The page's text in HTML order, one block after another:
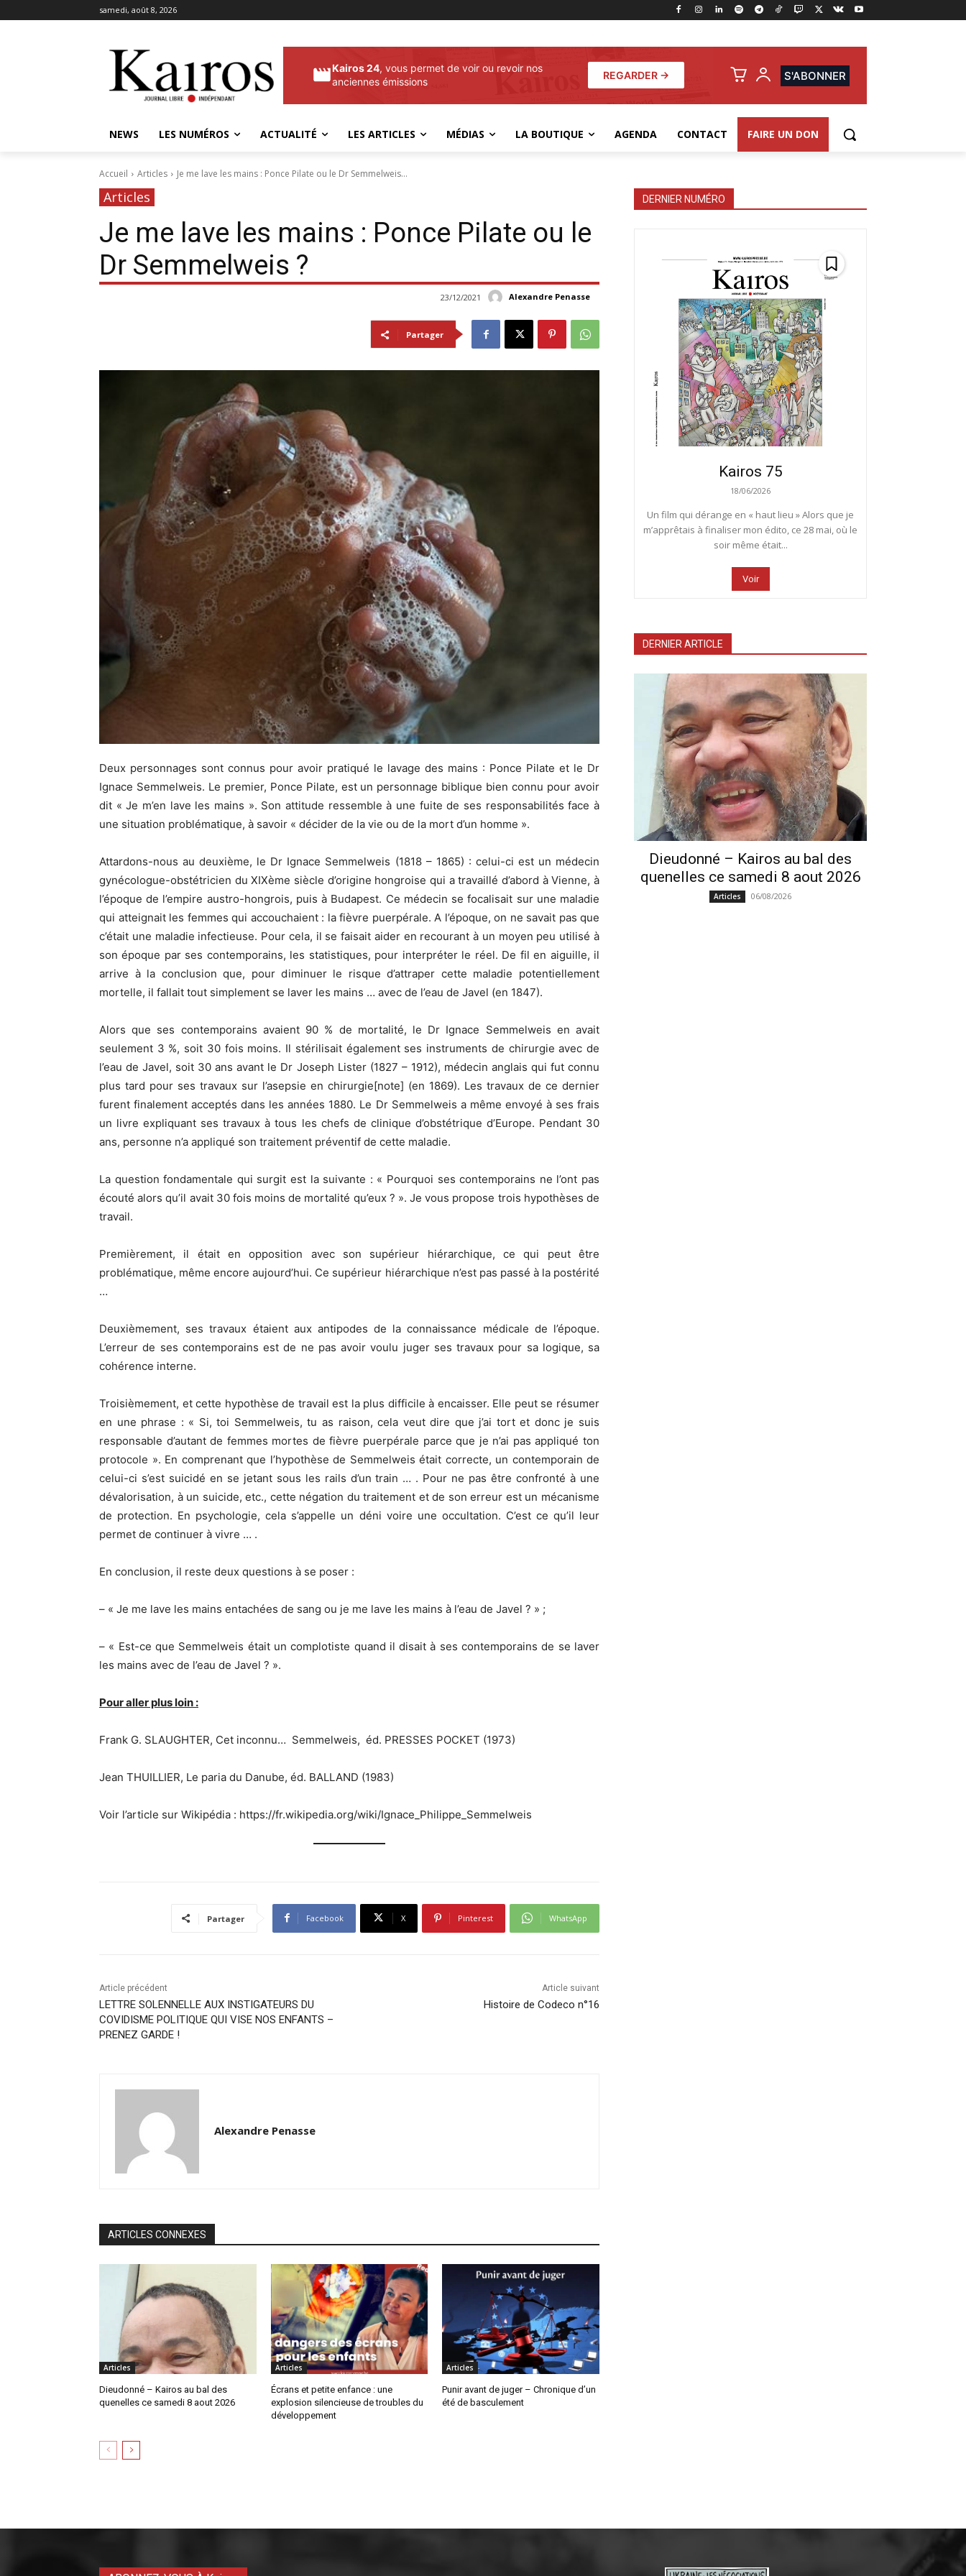
samedi, août 8, 2026
Kairos 24, vous permet de voir ou revoir nos
anciennes émissions
REGARDER → S'ABONNER
NEWS LES NUMÉROS ACTUALITÉ LES ARTICLES MÉDIAS LA BOUTIQUE AGENDA CONTACT FAIRE UN DON
Accueil Articles Je me lave les mains : Ponce Pilate ou le Dr Semmelweis...
Articles
Je me lave les mains : Ponce Pilate ou le
Dr Semmelweis ?
Alexandre Penasse
23/12/2021
Partager
Deux personnages sont connus pour avoir pratiqué le lavage des mains : Ponce Pilate et le Dr
Ignace Semmelweis. Le premier, Ponce Pilate, est un personnage biblique bien connu pour avoir
dit « Je m’en lave les mains ». Son attitude ressemble à une fuite de ses responsabilités face à
une situation problématique, à savoir « décider de la vie ou de la mort d’un homme ».
Attardons-nous au deuxième, le Dr Ignace Semmelweis (1818 – 1865) : celui-ci est un médecin
gynécologue-obstétricien du XIXème siècle d’origine hongroise qui a travaillé d’abord à Vienne, à
l’époque de l’empire austro-hongrois, puis à Budapest. Ce médecin se focalisait sur une maladie
qui atteignait les femmes qui accouchaient : la fièvre puerpérale. A l’époque, on ne savait pas que
c’était une maladie infectieuse. Pour cela, il se faisait aider en recourant à un moyen peu utilisé à
son époque par ses contemporains, les statistiques, pour interpréter le réel. De fil en aiguille, il
arrive à la conclusion que, pour diminuer le risque d’attraper cette maladie potentiellement
mortelle, il fallait tout simplement se laver les mains … avec de l’eau de Javel (en 1847).
Alors que ses contemporains avaient 90 % de mortalité, le Dr Ignace Semmelweis en avait
seulement 3 %, soit 30 fois moins. Il stérilisait également ses instruments de chirurgie avec de
l’eau de Javel, soit 30 ans avant le Dr Joseph Lister (1827 – 1912), médecin anglais qui fut connu
plus tard pour ses travaux sur l’asepsie en chirurgie[note] (en 1869). Les travaux de ce dernier
furent finalement acceptés dans les années 1880. Le Dr Semmelweis a même envoyé à ses frais
un livre expliquant ses travaux à tous les chefs de clinique d’obstétrique d’Europe. Pendant 30
ans, personne n’a appliqué son traitement préventif de cette maladie.
La question fondamentale qui surgit est la suivante : « Pourquoi ses contemporains ne l’ont pas
écouté alors qu’il avait 30 fois moins de mortalité qu’eux ? ». Je vous propose trois hypothèses de
travail.
Premièrement, il était en opposition avec son supérieur hiérarchique, ce qui peut être
problématique, même encore aujourd’hui. Ce supérieur hiérarchique n’est pas passé à la postérité
…
Deuxièmement, ses travaux étaient aux antipodes de la connaissance médicale de l’époque.
L’erreur de ses contemporains est de ne pas avoir voulu juger ses travaux pour sa logique, sa
cohérence interne.
Troisièmement, et cette hypothèse de travail est la plus difficile à encaisser. Elle peut se résumer
en une phrase : « Si, toi Semmelweis, tu as raison, cela veut dire que j’ai tort et donc je suis
responsable d’autant de femmes mortes de fièvre puerpérale parce que je n’ai pas appliqué ton
protocole ». En comprenant que l’hypothèse de Semmelweis était correcte, un contemporain de
celui-ci s’est suicidé en se jetant sous les rails d’un train … . Pour ne pas être confronté à une
dévalorisation, à un suicide, etc., cette négation du traitement et de son erreur est un mécanisme
de protection. En psychologie, cela s’appelle un déni voire une occultation. C’est ce qu’il leur
permet de continuer à vivre … .
En conclusion, il reste deux questions à se poser :
– « Je me lave les mains entachées de sang ou je me lave les mains à l’eau de Javel ? » ;
– « Est-ce que Semmelweis était un complotiste quand il disait à ses contemporains de se laver
les mains avec de l’eau de Javel ? ».
Pour aller plus loin :
Frank G. SLAUGHTER, Cet inconnu… Semmelweis, ‎ éd. PRESSES POCKET (1973)
Jean THUILLIER, Le paria du Danube, éd. BALLAND (1983)
Voir l’article sur Wikipédia : https://fr.wikipedia.org/wiki/Ignace_Philippe_Semmelweis
Partager Facebook X Pinterest WhatsApp
Article précédent
LETTRE SOLENNELLE AUX INSTIGATEURS DU
COVIDISME POLITIQUE QUI VISE NOS ENFANTS –
PRENEZ GARDE !
Article suivant
Histoire de Codeco n°16
Alexandre Penasse
ARTICLES CONNEXES
Articles
Dieudonné – Kairos au bal des
quenelles ce samedi 8 aout 2026
Articles
Écrans et petite enfance : une
explosion silencieuse de troubles du
développement
Articles
Punir avant de juger – Chronique d’un
été de basculement
DERNIER NUMÉRO
Kairos 75
18/06/2026
Un film qui dérange en « haut lieu » Alors que je
m’apprêtais à finaliser mon édito, ce 28 mai, où le
soir même était...
Voir
DERNIER ARTICLE
Dieudonné – Kairos au bal des
quenelles ce samedi 8 aout 2026
Articles 06/08/2026